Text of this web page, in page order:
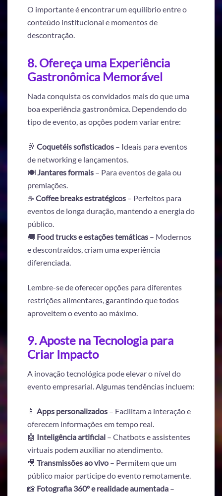
O importante é encontrar um equilíbrio entre o
conteúdo institucional e momentos de
descontração.
8. Ofereça uma Experiência
Gastronômica Memorável
Nada conquista os convidados mais do que uma
boa experiência gastronômica. Dependendo do
tipo de evento, as opções podem variar entre:
🥂 Coquetéis sofisticados – Ideais para eventos
de networking e lançamentos.
🍽️ Jantares formais – Para eventos de gala ou
premiações.
☕ Coffee breaks estratégicos – Perfeitos para
eventos de longa duração, mantendo a energia do
público.
🚚 Food trucks e estações temáticas – Modernos
e descontraídos, criam uma experiência
diferenciada.
Lembre-se de oferecer opções para diferentes
restrições alimentares, garantindo que todos
aproveitem o evento ao máximo.
9. Aposte na Tecnologia para
Criar Impacto
A inovação tecnológica pode elevar o nível do
evento empresarial. Algumas tendências incluem:
📱 Apps personalizados – Facilitam a interação e
oferecem informações em tempo real.
🤖 Inteligência artificial – Chatbots e assistentes
virtuais podem auxiliar no atendimento.
🎥 Transmissões ao vivo – Permitem que um
público maior participe do evento remotamente.
📸 Fotografia 360º e realidade aumentada –